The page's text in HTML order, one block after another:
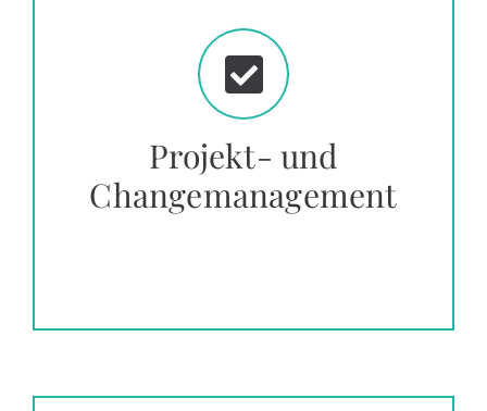
Projekt- und
Changemanagement